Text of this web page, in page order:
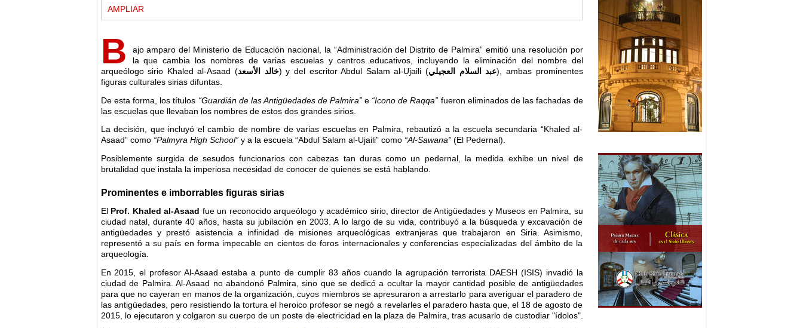
AMPLIAR
B
ajo amparo del Ministerio de Educación nacional, la “Administración del Distrito de Palmira” emitió una resolución por
la que cambia los nombres de varias escuelas y centros educativos, incluyendo la eliminación del nombre del
arqueólogo sirio Khaled al-Asaad (خالد الأسعد) y del escritor Abdul Salam al-Ujaili (عبد السلام العجيلي), ambas prominentes
figuras culturales sirias difuntas.
De esta forma, los títulos “Guardián de las Antigüedades de Palmira”e “Icono de Raqqa” fueron eliminados de las fachadas de
las escuelas que llevaban los nombres de estos dos grandes sirios.
La decisión, que incluyó el cambio de nombre de varias escuelas en Palmira, rebautizó a la escuela secundaria “Khaled al-
Asaad” como “Palmyra High School”y a la escuela “Abdul Salam al-Ujaili” como “Al-Sawana”(El Pedernal).
Posiblemente surgida de sesudos funcionarios con cabezas tan duras como un pedernal, la medida exhibe un nivel de
brutalidad que instala la imperiosa necesidad de conocer de quienes se está hablando.
Prominentes e imborrables figuras sirias
ElProf. Khaled al-Asaad fue un reconocido arqueólogo y académico sirio, director de Antigüedades y Museos en Palmira, su
ciudad natal, durante 40 años, hasta su jubilación en 2003. A lo largo de su vida, contribuyó a la búsqueda y excavación de
antigüedades y prestó asistencia a infinidad de misiones arqueológicas extranjeras que trabajaron en Siria. Asimismo,
representó a su país en forma impecable en cientos de foros internacionales y conferencias especializadas del ámbito de la
arqueología.
En 2015, el profesor Al-Asaad estaba a punto de cumplir 83 años cuando la agrupación terrorista DAESH (ISIS) invadió la
ciudad de Palmira. Al-Asaad no abandonó Palmira, sino que se dedicó a ocultar la mayor cantidad posible de antigüedades
para que no cayeran en manos de la organización, cuyos miembros se apresuraron a arrestarlo para averiguar el paradero de
las antigüedades, pero resistiendo la tortura el heroico profesor se negó a revelarles el paradero hasta que, el 18 de agosto de
2015, lo ejecutaron y colgaron su cuerpo de un poste de electricidad en la plaza de Palmira, tras acusarlo de custodiar "ídolos".